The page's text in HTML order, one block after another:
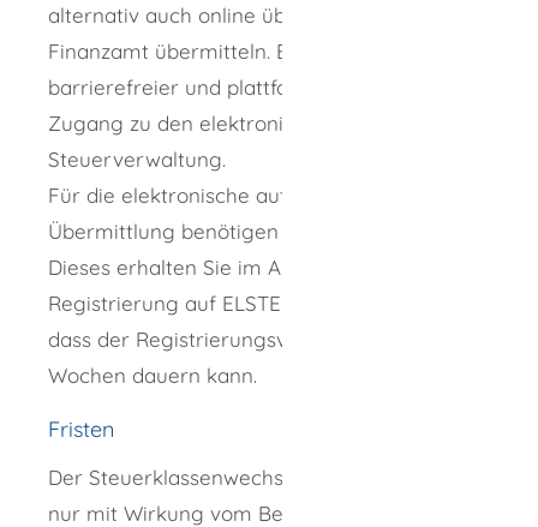
alternativ auch online über ELSTER an das
Finanzamt übermitteln. ELSTER ist ein
barrierefreier und plattformunabhängiger
Zugang zu den elektronischen Diensten der
Steuerverwaltung.
Für die elektronische authentifizierte
Übermittlung benötigen Sie ein Zertifikat.
Dieses erhalten Sie im Anschluss an Ihre
Registrierung auf ELSTER. Bitte beachten Sie,
dass der Registrierungsvorgang bis zu zwei
Wochen dauern kann.
Fristen
Der Steuerklassenwechsel auf Antrag kann
nur mit Wirkung vom Beginn des auf die